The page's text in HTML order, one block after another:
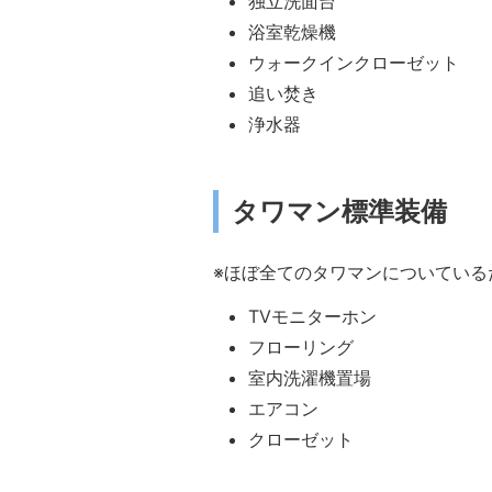
浴室乾燥機
ウォークインクローゼット
追い焚き
浄水器
タワマン標準装備
※ほぼ全てのタワマンについている
TVモニターホン
フローリング
室内洗濯機置場
エアコン
クローゼット